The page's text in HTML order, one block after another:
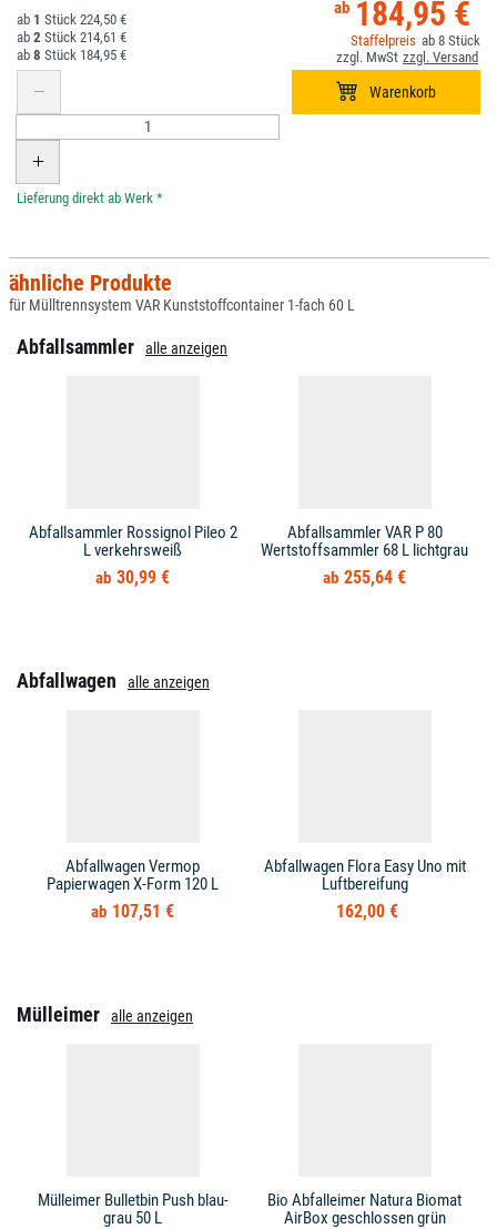
184,95 €
8
1
224,50 €
2
214,61 €
8
184,95 €
*
ähnliche Produkte
für Mülltrennsystem VAR Kunststoffcontainer 1-fach 60 L
Abfallsammler alle anzeigen
Abfallsammler Rossignol Pileo 2
L verkehrsweiß
30,99 €
Abfallsammler VAR P 80
Wertstoffsammler 68 L lichtgrau
255,64 €
Abfallwagen alle anzeigen
Abfallwagen Vermop
Papierwagen X-Form 120 L
107,51 €
Abfallwagen Flora Easy Uno mit
Luftbereifung
162,00 €
Mülleimer alle anzeigen
Mülleimer Bulletbin Push blau-
grau 50 L
Bio Abfalleimer Natura Biomat
AirBox geschlossen grün